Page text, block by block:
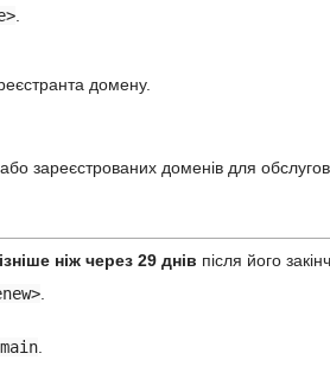
домену.
зареєстрованих доменів для
ніж через 29 днів після його
.
.